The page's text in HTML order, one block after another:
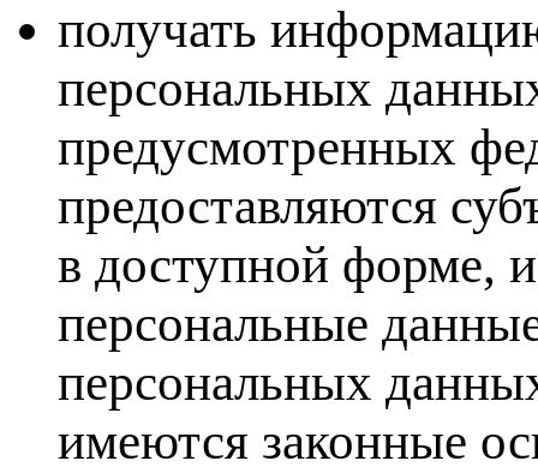
получать
персональных
предусмотренных
предоставляются
в доступной форме,
персональные
персональных
имеются законные